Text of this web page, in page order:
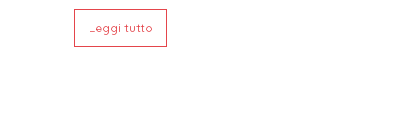
Leggi tutto